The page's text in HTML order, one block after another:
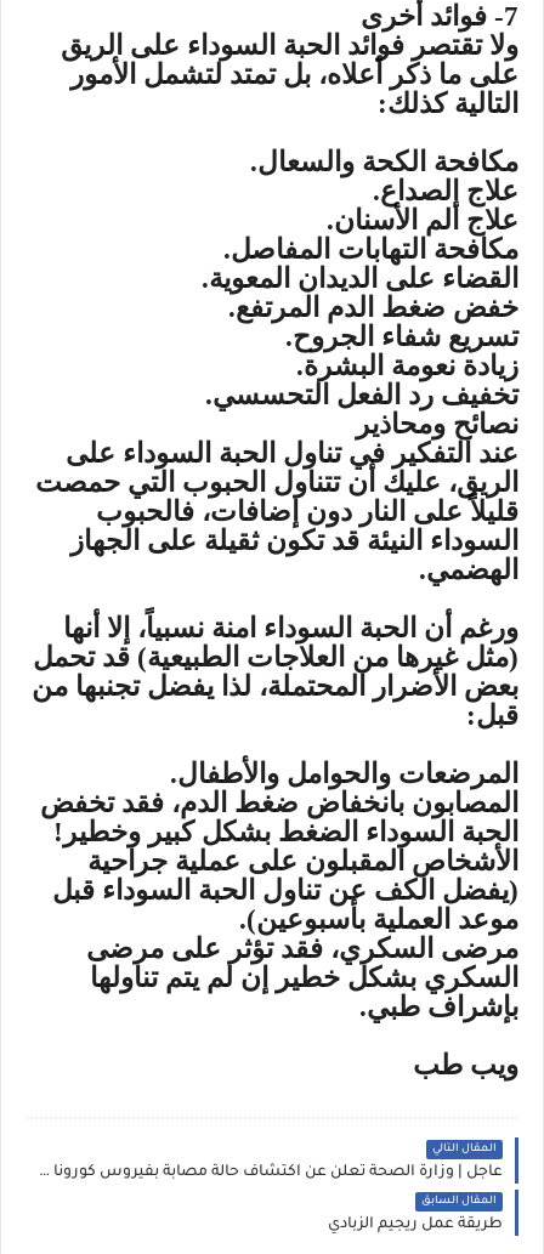
7- فوائد أخرى
ولا تقتصر فوائد الحبة السوداء على الريق
على ما ذكر أعلاه، بل تمتد لتشمل الأمور
التالية كذلك:
مكافحة الكحة والسعال.
علاج الصداع.
علاج ألم الأسنان.
مكافحة التهابات المفاصل.
القضاء على الديدان المعوية.
خفض ضغط الدم المرتفع.
تسريع شفاء الجروح.
زيادة نعومة البشرة.
تخفيف رد الفعل التحسسي.
نصائح ومحاذير
عند التفكير في تناول الحبة السوداء على
الريق، عليك أن تتناول الحبوب التي حمصت
قليلاً على النار دون إضافات، فالحبوب
السوداء النيئة قد تكون ثقيلة على الجهاز
الهضمي.
ورغم أن الحبة السوداء امنة نسبياً، إلا أنها
(مثل غيرها من العلاجات الطبيعية) قد تحمل
بعض الأضرار المحتملة، لذا يفضل تجنبها من
قبل:
المرضعات والحوامل والأطفال.
المصابون بانخفاض ضغط الدم، فقد تخفض
الحبة السوداء الضغط بشكل كبير وخطير!
الأشخاص المقبلون على عملية جراحية
(يفضل الكف عن تناول الحبة السوداء قبل
موعد العملية بأسبوعين).
مرضى السكري، فقد تؤثر على مرضى
السكري بشكل خطير إن لم يتم تناولها
بإشراف طبي.
ويب طب
المقال التالي
عاجل | وزارة الصحة تعلن عن اكتشاف حالة مصابة بفيروس كورونا لشخص أجنبي
المقال السابق
طريقة عمل ريجيم الزبادي